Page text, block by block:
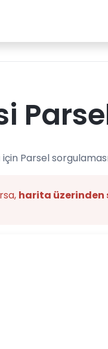
için Parsel
harita üzerinden